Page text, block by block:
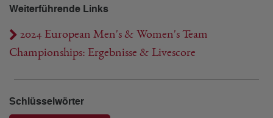
Weiterführende Links
2024 European Men's & Women's Team
Championships: Ergebnisse & Livescore
Schlüsselwörter